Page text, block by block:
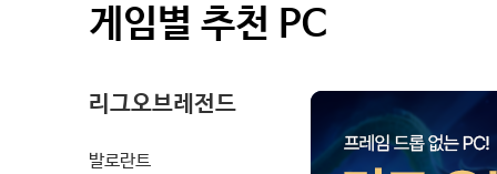
게임별 추천 PC
리그오브레전드
발로란트